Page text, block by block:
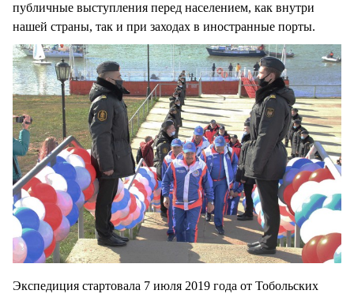
публичные выступления перед населением, как внутри
нашей страны, так и при заходах в иностранные порты.
Экспедиция стартовала 7 июля 2019 года от Тобольских